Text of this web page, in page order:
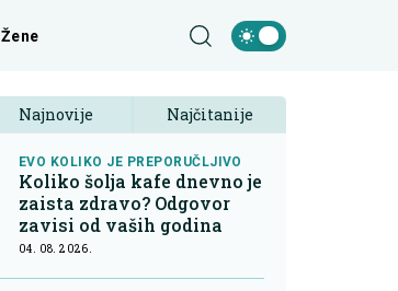
Žene
Najnovije Najčitanije
EVO KOLIKO JE PREPORUČLJIVO
Koliko šolja kafe dnevno je
zaista zdravo? Odgovor
zavisi od vaših godina
04. 08. 2026.